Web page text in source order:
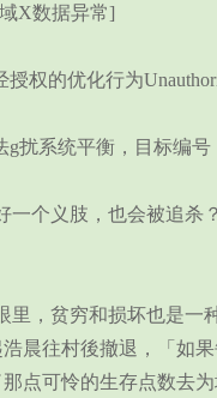
X数据异常]
的优化行为
系统平衡，目标编号
个义肢，也会被追杀
，贫穷和损坏也是一
晨往村後撤退，「如
点可怜的生存点数去